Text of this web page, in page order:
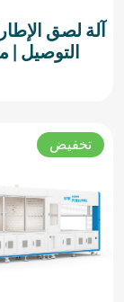
آلة لصق
التوصيل |
تخفيض